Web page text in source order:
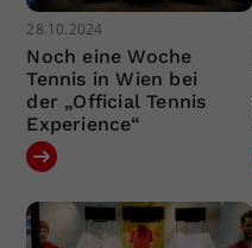
28.10.2024
Noch eine Woche
Tennis in Wien bei
der „Official Tennis
Experience“